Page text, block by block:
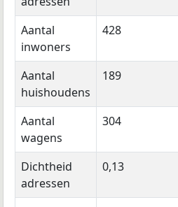
Aantal
inwoners
428
Aantal
huishoudens
189
Aantal
wagens
304
Dichtheid
adressen
0,13